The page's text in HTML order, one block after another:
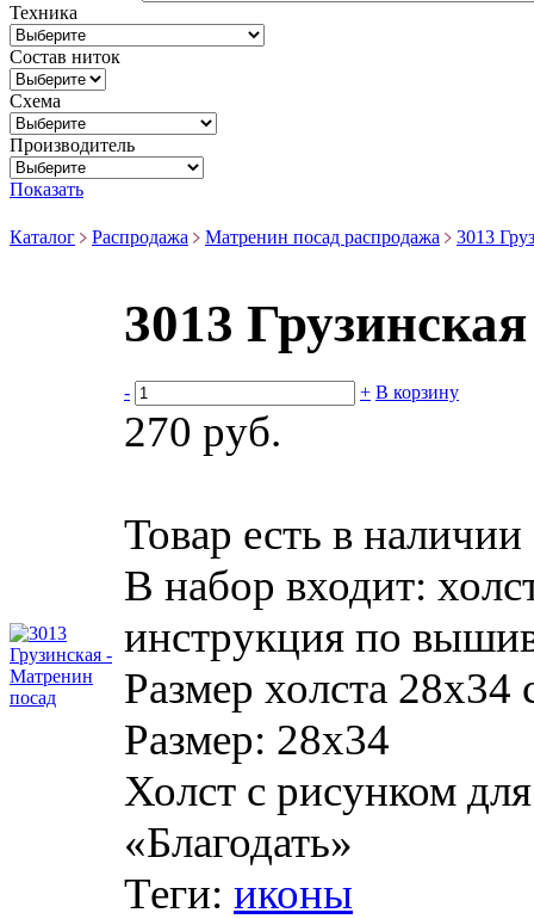
Техника
Состав ниток
Схема
Производитель
Показать
Каталог Распродажа Матренин посад распродажа 3013
3013
- + В корзину
270 руб.
Товар есть в наличии
В набор входит:
инструкция по
Размер холста
Размер: 28х34
Холст с рисунком
«Благодать»
Теги: иконы